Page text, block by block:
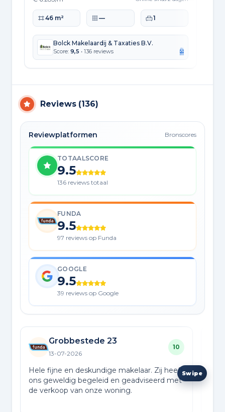
Woonoppervlakte
46 m² Perceeloppervlakte
— Slaapkamers
1
Bolck Makelaardij & Taxaties B.V.
Score: 9,5 • 136 reviews
Reviews (136)
Reviewplatformen Bronscores
TOTAALSCORE
9.5
136 reviews totaal
FUNDA
9.5
97 reviews op Funda
GOOGLE
9.5
39 reviews op Google
Grobbestede 23
13-07-2026
10
Hele fijne en deskundige makelaar. Zij heeft
ons geweldig begeleid en geadviseerd met
de verkoop van onze woning.